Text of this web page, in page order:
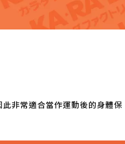
非常適合當作運動後的身體保